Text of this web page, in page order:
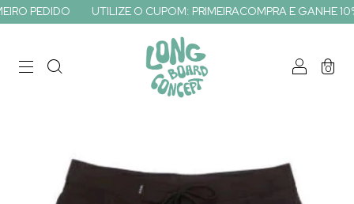
UTILIZE O CUPOM: PRIMEIRACOMPRA E GANHE 10% OFF
0